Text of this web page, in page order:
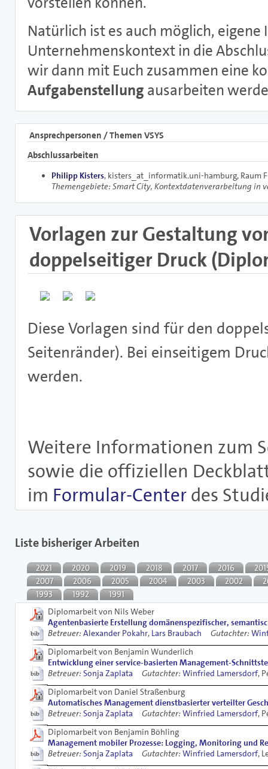
Natürlich ist es auch möglich,
Unternehmenskontext in die
wir dann mit Euch zusammen eine
Aufgabenstellung ausarbeiten
Ansprechpersonen / Themen VSYS
Abschlussarbeiten
Philipp Kisters, kisters_at_informatik.uni-hamburg, Raum
Themengebiete: Smart City, Kontextdatenverarbeitung in
Vorlagen zur Gestaltung
doppelseitiger Druck
Diese Vorlagen sind für den
Seitenränder). Bei einseitigem
werden.
Weitere Informationen zum
sowie die offiziellen
im Formular-Center des
Liste bisheriger Arbeiten
2021 2020 2019 2018 2017 2016
2007
2006 2005 2004 2003 2002
1993
1992
1991
Diplomarbeit von Nils Weber
Agentenbasierte Erstellung domänenspezifischer,
Betreuer: Alexander Pokahr, Lars Braubach Gutachter:
Diplomarbeit von Benjamin Wunderlich
Entwicklung einer service-basierten Management-
Betreuer: Sonja Zaplata Gutachter: Winfried Lamersdorf,
Diplomarbeit von Daniel Straßenburg
Automatisches Management dienstbasierter verteilter
Betreuer: Sonja Zaplata Gutachter: Winfried Lamersdorf,
Diplomarbeit von Benjamin Böhling
Management mobiler Prozesse: Logging, Monitoring und
Betreuer: Sonja Zaplata Gutachter: Winfried Lamersdorf,